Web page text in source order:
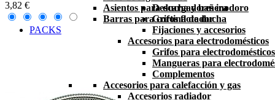
Descargadores inodoro
Grifos flotador
Fijaciones y accesorios
Accesorios para electrodomésticos
Grifos para electrodomésticos
Mangueras para
Complementos
Accesorios para calefacción y gas
Accesorios radiador
Asientos para ducha y bañera
Barras para cortina de ducha
PACKS
3,82 €